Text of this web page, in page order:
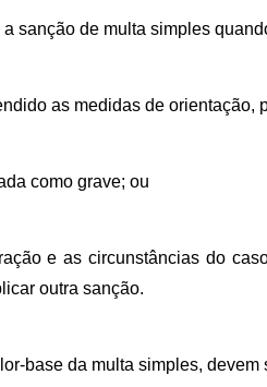
sanção de multa simples
as medidas de
como grave; ou
e as circunstâncias do
outra sanção.
base da multa simples,